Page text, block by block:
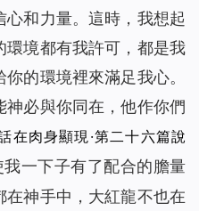
和力量。這時，我想起
環境都有我許可，都是我
的環境裡來滿足我心。
必與你同在，他作你們
話在肉身顯現·第二十六篇說
一下子有了配合的膽量
神手中，大紅龍不也在